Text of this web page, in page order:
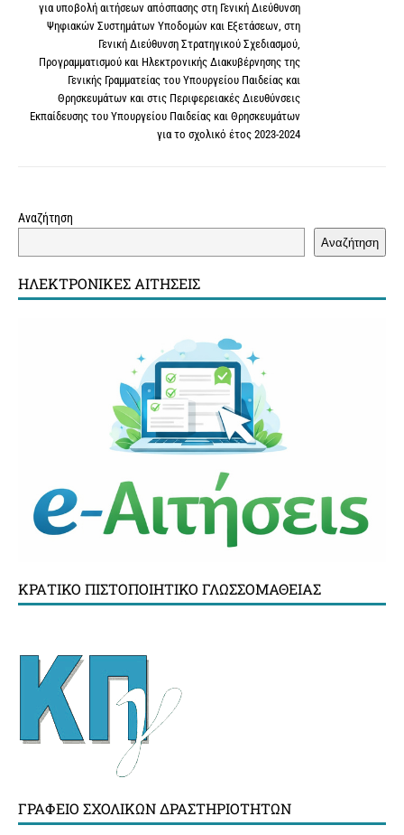
για υποβολή αιτήσεων απόσπασης στη Γενική Διεύθυνση
Ψηφιακών Συστημάτων Υποδομών και Εξετάσεων, στη
Γενική Διεύθυνση Στρατηγικού Σχεδιασμού,
Προγραμματισμού και Ηλεκτρονικής Διακυβέρνησης της
Γενικής Γραμματείας του Υπουργείου Παιδείας και
Θρησκευμάτων και στις Περιφερειακές Διευθύνσεις
Εκπαίδευσης του Υπουργείου Παιδείας και Θρησκευμάτων
για το σχολικό έτος 2023-2024
Αναζήτηση
Αναζήτηση
ΗΛΕΚΤΡΟΝΙΚΈΣ ΑΙΤΉΣΕΙΣ
ΚΡΑΤΙΚΌ ΠΙΣΤΟΠΟΙΗΤΙΚΌ ΓΛΩΣΣΟΜΆΘΕΙΑΣ
ΓΡΑΦΕΊΟ ΣΧΟΛΙΚΏΝ ΔΡΑΣΤΗΡΙΟΤΉΤΩΝ